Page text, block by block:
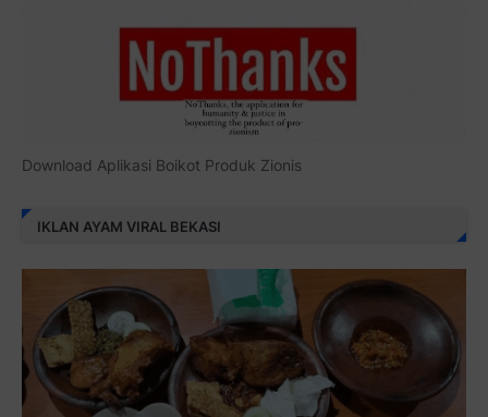
Download Aplikasi Boikot Produk Zionis
IKLAN AYAM VIRAL BEKASI